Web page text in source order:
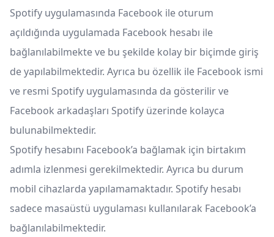
Spotify uygulamasında Facebook ile oturum
açıldığında uygulamada Facebook hesabı ile
bağlanılabilmekte ve bu şekilde kolay bir biçimde giriş
de yapılabilmektedir. Ayrıca bu özellik ile Facebook ismi
ve resmi Spotify uygulamasında da gösterilir ve
Facebook arkadaşları Spotify üzerinde kolayca
bulunabilmektedir.
Spotify hesabını Facebook’a bağlamak için birtakım
adımla izlenmesi gerekilmektedir. Ayrıca bu durum
mobil cihazlarda yapılamamaktadır. Spotify hesabı
sadece masaüstü uygulaması kullanılarak Facebook’a
bağlanılabilmektedir.